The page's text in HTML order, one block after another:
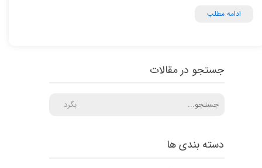
ادامه مطلب
دسته بندی ها
جستجو در مقالات
بگرد